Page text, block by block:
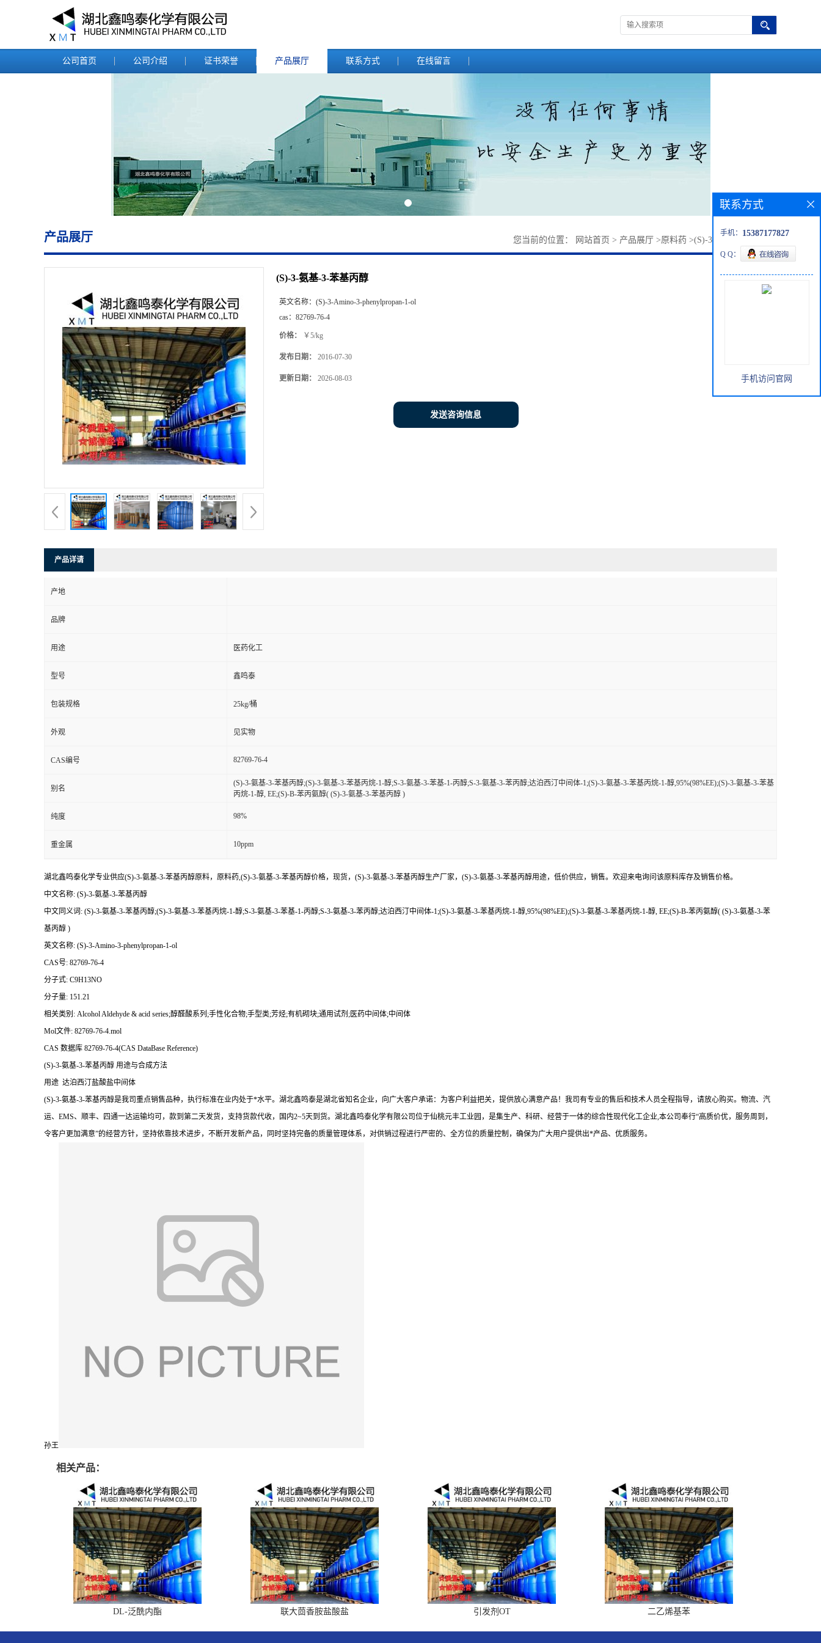
公司首页 公司介绍 证书荣誉 产品展厅 联系方式 在线留言
产品展厅 您当前的位置： 网站首页 > 产品展厅 >原料药 >(S)-3-氨基-3-苯基丙醇
(S)-3-氨基-3-苯基丙醇
英文名称： (S)-3-Amino-3-phenylpropan-1-ol
cas： 82769-76-4
价格： ￥5/kg
发布日期： 2016-07-30
更新日期： 2026-08-03
发送咨询信息
产品详请
产地
品牌
用途 医药化工
型号 鑫鸣泰
包装规格 25kg/桶
外观 见实物
CAS编号 82769-76-4
别名
(S)-3-氨基-3-苯基丙醇;(S)-3-氨基-3-苯基丙烷-1-醇;S-3-氨基-3-苯基-1-丙醇;S-3-氨基-3-苯丙醇;达泊西汀中间体-1;(S)-3-氨基-3-苯基丙烷-1-醇,95%(98%EE);(S)-3-氨基-3-苯基
丙烷-1-醇, EE;(S)-Β-苯丙氨醇( (S)-3-氨基-3-苯基丙醇 )
纯度 98%
重金属 10ppm
湖北鑫鸣泰化学专业供应(S)-3-氨基-3-苯基丙醇原料，原料药,(S)-3-氨基-3-苯基丙醇价格，现货，(S)-3-氨基-3-苯基丙醇生产厂家，(S)-3-氨基-3-苯基丙醇用途，低价供应，销售。欢迎来电询问该原料库存及销售价格。
中文名称: (S)-3-氨基-3-苯基丙醇
中文同义词: (S)-3-氨基-3-苯基丙醇;(S)-3-氨基-3-苯基丙烷-1-醇;S-3-氨基-3-苯基-1-丙醇;S-3-氨基-3-苯丙醇;达泊西汀中间体-1;(S)-3-氨基-3-苯基丙烷-1-醇,95%(98%EE);(S)-3-氨基-3-苯基丙烷-1-醇, EE;(S)-Β-苯丙氨醇( (S)-3-氨基-3-苯
基丙醇 )
英文名称: (S)-3-Amino-3-phenylpropan-1-ol
CAS号: 82769-76-4
分子式: C9H13NO
分子量: 151.21
相关类别: Alcohol Aldehyde & acid series;醇醛酸系列;手性化合物;手型类;芳烃;有机砌块;通用试剂;医药中间体;中间体
Mol文件: 82769-76-4.mol
CAS 数据库 82769-76-4(CAS DataBase Reference)
(S)-3-氨基-3-苯基丙醇 用途与合成方法
用途 达泊西汀盐酸盐中间体
(S)-3-氨基-3-苯基丙醇是我司重点销售品种，执行标准在业内处于*水平。湖北鑫鸣泰是湖北省知名企业，向广大客户承诺：为客户利益把关，提供放心满意产品！我司有专业的售后和技术人员全程指导，请放心购买。物流、汽
运、EMS、顺丰、四通一达运输均可，款到第二天发货，支持货款代收，国内2~5天到货。湖北鑫鸣泰化学有限公司位于仙桃元丰工业园，是集生产、科研、经营于一体的综合性现代化工企业,本公司奉行“高质价优，服务周到，
令客户更加满意”的经营方针，坚持依靠技术进步，不断开发新产品，同时坚持完备的质量管理体系，对供销过程进行严密的、全方位的质量控制，确保为广大用户提供出*产品、优质服务。
孙王
相关产品：
DL-泛酰内酯 联大茴香胺盐酸盐 引发剂OT 二乙烯基苯
联系方式
手机： 15387177827
Q Q：
手机访问官网